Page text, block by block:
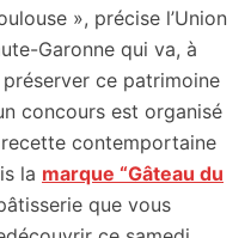
», précise l’Union
Garonne qui va, à
ce patrimoine
concours est organisé
contemportaine
la marque “Gâteau du
que vous